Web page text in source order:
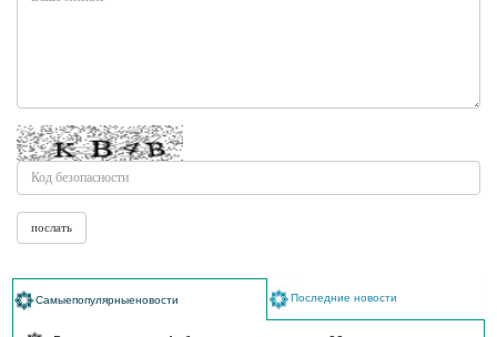
Самыепопулярныеновости Последние новости